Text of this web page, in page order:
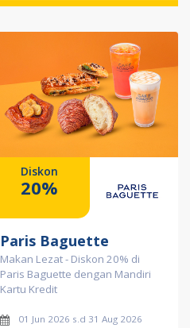
Diskon
20%
Paris Baguette
Makan Lezat - Diskon 20% di
Paris Baguette dengan Mandiri
Kartu Kredit
01 Jun 2026 s.d 31 Aug 2026